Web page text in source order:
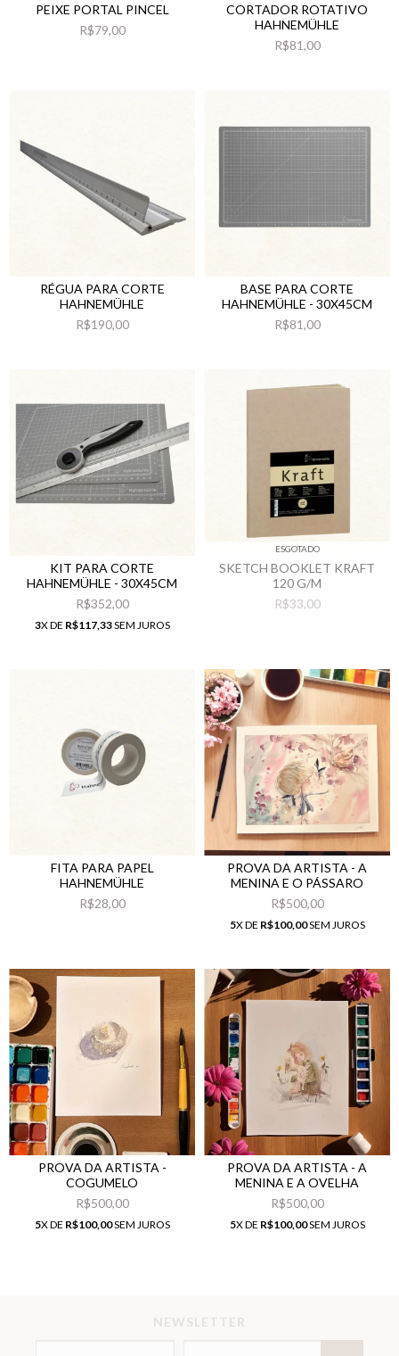
PEIXE PORTAL PINCEL
R$79,00
CORTADOR ROTATIVO
HAHNEMÜHLE
R$81,00
RÉGUA PARA CORTE
HAHNEMÜHLE
R$190,00
BASE PARA CORTE
HAHNEMÜHLE - 30X45CM
R$81,00
KIT PARA CORTE
HAHNEMÜHLE - 30X45CM
R$352,00
3X DE R$117,33SEM JUROS
ESGOTADO
SKETCH BOOKLET KRAFT
120 G/M
R$33,00
FITA PARA PAPEL
HAHNEMÜHLE
R$28,00
PROVA DA ARTISTA - A
MENINA E O PÁSSARO
R$500,00
5X DE R$100,00SEM JUROS
PROVA DA ARTISTA -
COGUMELO
R$500,00
5X DE R$100,00SEM JUROS
PROVA DA ARTISTA - A
MENINA E A OVELHA
R$500,00
5X DE R$100,00SEM JUROS
NEWSLETTER